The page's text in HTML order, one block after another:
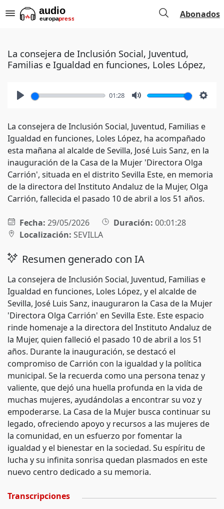
Abonados
La consejera de Inclusión Social, Juventud,
Familias e Igualdad en funciones, Loles López,
01:28
La consejera de Inclusión Social, Juventud, Familias e
Igualdad en funciones, Loles López, ha acompañado
esta mañana al alcalde de Sevilla, José Luis Sanz, en la
inauguración de la Casa de la Mujer 'Directora Olga
Carrión', situada en el distrito Sevilla Este, en memoria
de la directora del Instituto Andaluz de la Mujer, Olga
Carrión, fallecida el pasado 10 de abril a los 51 años.
Fecha: 29/05/2026 Duración: 00:01:28
Localización: SEVILLA
Resumen generado con IA
La consejera de Inclusión Social, Juventud, Familias e
Igualdad en funciones, Loles López, y el alcalde de
Sevilla, José Luis Sanz, inauguraron la Casa de la Mujer
'Directora Olga Carrión' en Sevilla Este. Este espacio
rinde homenaje a la directora del Instituto Andaluz de
la Mujer, quien falleció el pasado 10 de abril a los 51
años. Durante la inauguración, se destacó el
compromiso de Carrión con la igualdad y la política
municipal. Se la recuerda como una persona tenaz y
valiente, que dejó una huella profunda en la vida de
muchas mujeres, ayudándolas a encontrar su voz y
empoderarse. La Casa de la Mujer busca continuar su
legado, ofreciendo apoyo y recursos a las mujeres de
la comunidad, en un esfuerzo por fomentar la
igualdad y el bienestar en la sociedad. Su espíritu de
lucha y su infinita sonrisa quedan plasmados en este
nuevo centro dedicado a su memoria.
Transcripciones